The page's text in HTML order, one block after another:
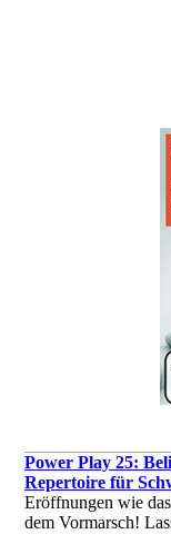
Power Play 25:
Repertoire für
Eröffnungen wie
dem Vormarsch!
dem mit Schwarz